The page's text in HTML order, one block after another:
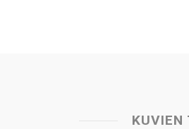
KUVIEN